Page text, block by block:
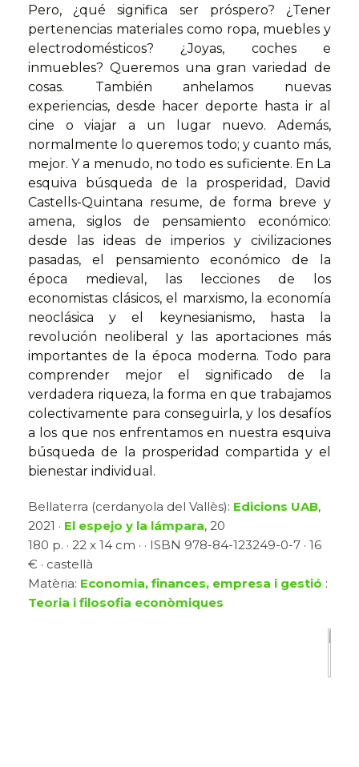
Pero, ¿qué significa ser próspero? ¿Tener
pertenencias materiales como ropa, muebles y
electrodomésticos? ¿Joyas, coches e
inmuebles? Queremos una gran variedad de
cosas. También anhelamos nuevas
experiencias, desde hacer deporte hasta ir al
cine o viajar a un lugar nuevo. Además,
normalmente lo queremos todo; y cuanto más,
mejor. Y a menudo, no todo es suficiente. En La
esquiva búsqueda de la prosperidad, David
Castells-Quintana resume, de forma breve y
amena, siglos de pensamiento económico:
desde las ideas de imperios y civilizaciones
pasadas, el pensamiento económico de la
época medieval, las lecciones de los
economistas clásicos, el marxismo, la economía
neoclásica y el keynesianismo, hasta la
revolución neoliberal y las aportaciones más
importantes de la época moderna. Todo para
comprender mejor el significado de la
verdadera riqueza, la forma en que trabajamos
colectivamente para conseguirla, y los desafíos
a los que nos enfrentamos en nuestra esquiva
búsqueda de la prosperidad compartida y el
bienestar individual.
Bellaterra (cerdanyola del Vallès): Edicions UAB,
2021 · El espejo y la lámpara, 20
180 p. · 22 x 14 cm · · ISBN 978-84-123249-0-7 · 16
€ · castellà
Matèria: Economia, finances, empresa i gestió :
Teoria i filosofia econòmiques